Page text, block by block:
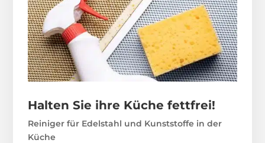
Halten Sie ihre Küche fettfrei!
Reiniger für Edelstahl und Kunststoffe in der
Küche